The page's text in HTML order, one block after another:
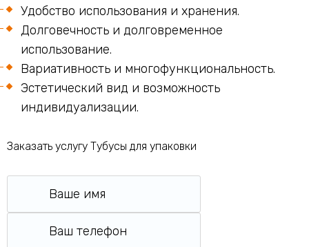
Удобство использования и хранения.
Долговечность и долговременное
использование.
Вариативность и многофункциональность.
Эстетический вид и возможность
индивидуализации.
Заказать услугу Тубусы для упаковки